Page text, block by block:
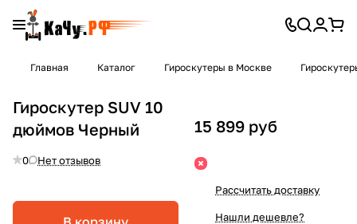
Главная Каталог Гироскутеры в Москве
Гироскутер SUV 10
дюймов Черный
0 Нет отзывов
15 899 руб
Рассчитать доставку
Нашли дешевле?